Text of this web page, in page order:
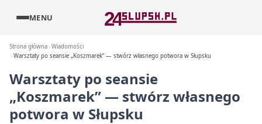
MENU
Strona główna Wiadomości
Warsztaty po seansie „Koszmarek” — stwórz własnego potwora w Słupsku
Warsztaty po seansie
„Koszmarek” — stwórz własnego
potwora w Słupsku